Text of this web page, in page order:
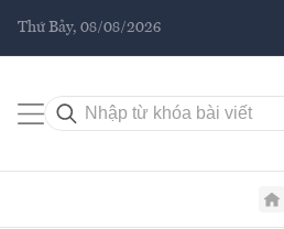
Thứ Bảy, 08/08/2026